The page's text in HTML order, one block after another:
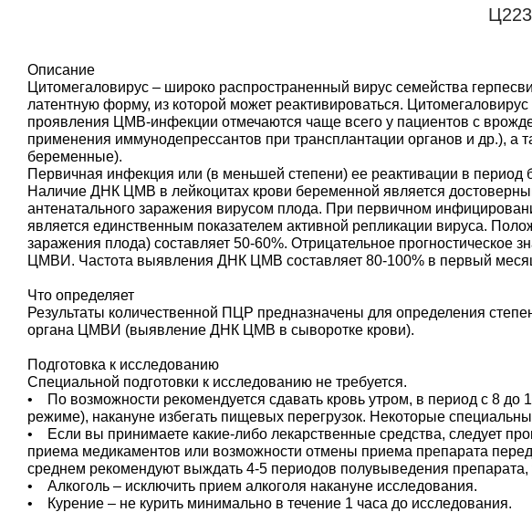
Описание
Цитомегаловирус – широко распространенный вирус семейства
латентную форму, из которой может реактивироваться.
проявления ЦМВ-инфекции отмечаются чаще всего у пациентов с
применения иммунодепрессантов при трансплантации органов и др.),
беременные).
Первичная инфекция или (в меньшей степени) ее реактивации в период
Наличие ДНК ЦМВ в лейкоцитах крови беременной является
антенатального заражения вирусом плода. При первичном
является единственным показателем активной репликации вируса.
заражения плода) составляет 50-60%. Отрицательное
ЦМВИ. Частота выявления ДНК ЦМВ составляет 80-100% в первый
Что определяет
Результаты количественной ПЦР предназначены для определения
органа ЦМВИ (выявление ДНК ЦМВ в сыворотке крови).
Подготовка к исследованию
Специальной подготовки к исследованию не требуется.
• По возможности рекомендуется сдавать кровь утром, в период с 8 до
режиме), накануне избегать пищевых перегрузок. Некоторые
• Если вы принимаете какие-либо лекарственные средства, следует
приема медикаментов или возможности отмены приема препарата
среднем рекомендуют выждать 4-5 периодов полувыведения препарата,
• Алкоголь – исключить прием алкоголя накануне исследования.
• Курение – не курить минимально в течение 1 часа до исследования.